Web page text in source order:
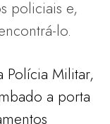
policiais e,
lo.
Polícia Militar,
a porta